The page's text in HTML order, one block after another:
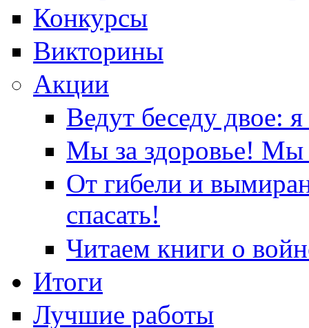
Конкурсы
Викторины
Акции
Ведут беседу двое:
Мы за здоровье! Мы
От гибели и
спасать!
Читаем книги о
Итоги
Лучшие работы